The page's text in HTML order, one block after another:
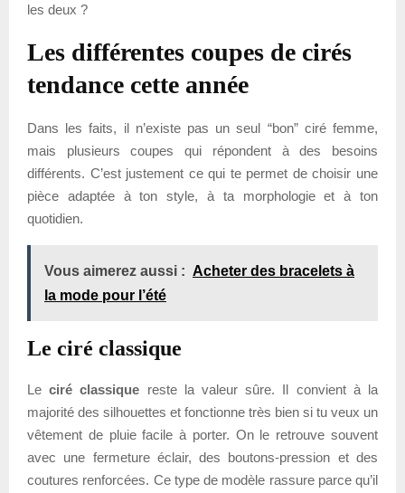
les deux ?
Les différentes coupes de cirés
tendance cette année
Dans les faits, il n’existe pas un seul “bon” ciré femme,
mais plusieurs coupes qui répondent à des besoins
différents. C’est justement ce qui te permet de choisir une
pièce adaptée à ton style, à ta morphologie et à ton
quotidien.
Vous aimerez aussi : Acheter des bracelets à
la mode pour l’été
Le ciré classique
Leciré classique reste la valeur sûre. Il convient à la
majorité des silhouettes et fonctionne très bien si tu veux un
vêtement de pluie facile à porter. On le retrouve souvent
avec une fermeture éclair, des boutons-pression et des
coutures renforcées. Ce type de modèle rassure parce qu’il